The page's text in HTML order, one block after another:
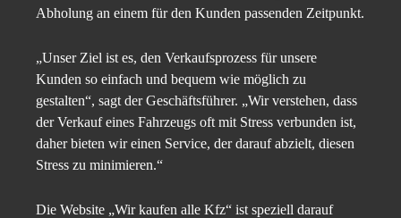
Abholung an einem für den Kunden passenden Zeitpunkt.
„Unser Ziel ist es, den Verkaufsprozess für unsere
Kunden so einfach und bequem wie möglich zu
gestalten“, sagt der Geschäftsführer. „Wir verstehen, dass
der Verkauf eines Fahrzeugs oft mit Stress verbunden ist,
daher bieten wir einen Service, der darauf abzielt, diesen
Stress zu minimieren.“
Die Website „Wir kaufen alle Kfz“ ist speziell darauf